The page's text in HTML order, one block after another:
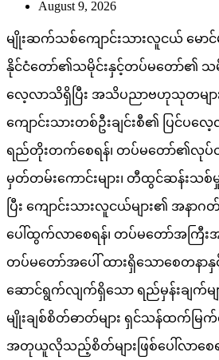
August 9, 2026
မျိုးဆက်သစ်ကျောင်းသားလူငယ် မောင်
နိုင်ငံတော်၏သမိုင်းနှင့်တပ်မတော်၏ သမိုင်
လေ့လာသိရှိပြီး အသိပညာဗဟုသုတများ
ကျောင်းသားတစ်ဦးချင်းစီ၏ ပြင်ပလ
ရည်တိုးတက်စေရန်၊ တပ်မတော်၏လုပ်ငန်း
မှတ်တမ်းကောင်းများ၊ တီထွင်ဆန်းသ
ပြီး ကျောင်းသားလူငယ်များ၏ အနာဂ
ပေါ်ထွက်လာစေရန်၊ တပ်မတော်အကြီး
တပ်မတော်အပေါ် ထားရှိသောစေတနာ
ဆောင်ရွက်လျက်ရှိသော ရည်မှန်းချက်မျ
မျိုးချစ်စိတ်ဓာတ်များ ရှင်သန်ထက်မြက်
အတုယူလိုသည့်စိတ်များဖြစ်ပေါ်လာစေရ